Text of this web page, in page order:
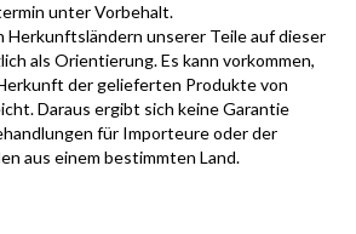
unter Vorbehalt.
Herkunftsländern unserer Teile auf dieser
als Orientierung. Es kann vorkommen,
der gelieferten Produkte von
Daraus ergibt sich keine Garantie
für Importeure oder der
aus einem bestimmten Land.